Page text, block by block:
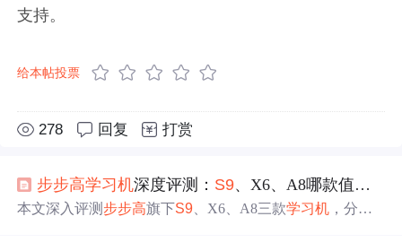
支持。
给本帖投票
278 回复 打赏
步步高学习机深度评测： S9、X6、A8哪款值得买？一文看懂
本文深入评测 步步高旗下S9 、X6、A8三款学习机 ，分析